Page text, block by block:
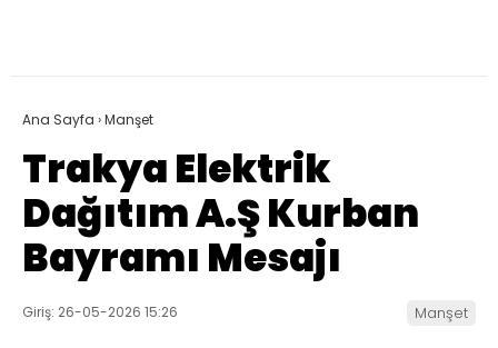
Ana Sayfa ›Manşet
Trakya Elektrik
Dağıtım A.Ş Kurban
Bayramı Mesajı
Giriş: 26-05-2026 15:26 Manşet